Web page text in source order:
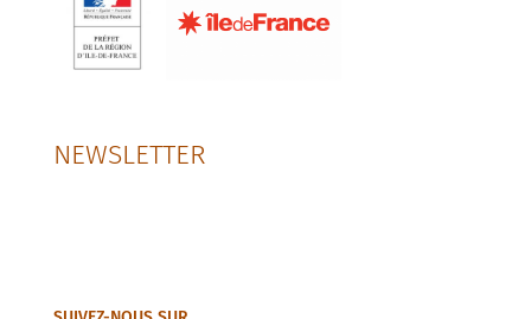
NEWSLETTER